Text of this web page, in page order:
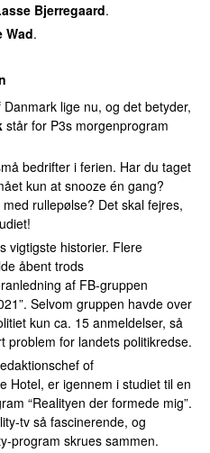
Bjerregaard.
Wad.
lige nu, og det betyder,
står for P3s morgenprogram
bedrifter i ferien. Har du taget
kun at snooze én gang?
rullepølse? Det skal fejres,
vigtigste historier. Flere
åbent trods
af FB-gruppen
Selvom gruppen havde over
kun ca. 15 anmeldelser, så
problem for landets politikredse.
of
Hotel, er igennem i studiet til en
“Realityen der formede mig”.
tv så fascinerende, og
program skrues sammen.